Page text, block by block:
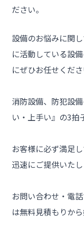
- HOME
- トウカイセツビ
- トウカイセツビ
- 介護施設事業者
- 工事業者様
- 施工事例
- ブログ＆ニュー
- お問い合わせ
ださい。
設備のお悩みに関
に活動している設
にぜひお任せくだ
消防設備、防犯設
い・上手い』の3拍
お客様に必ず満足
迅速にご提供いたし
お問い合わせ・電
は無料見積もりか